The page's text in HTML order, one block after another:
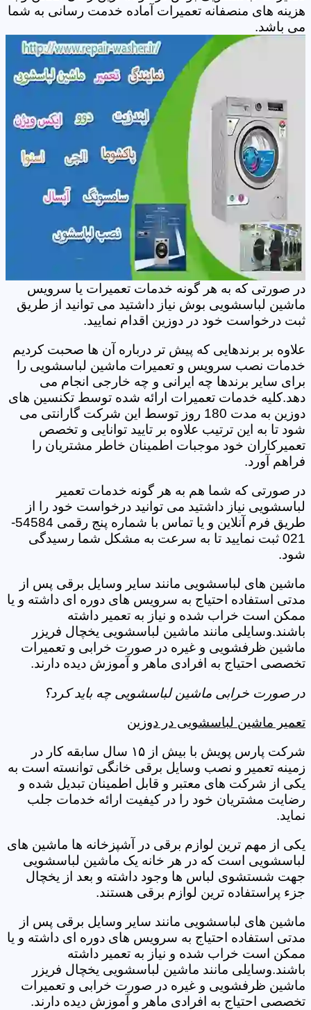
هزینه های منصفانه تعمیرات آماده خدمت رسانی به شما
می باشد.
در صورتی که به هر گونه خدمات تعمیرات یا سرویس
ماشین لباسشویی بوش نیاز داشتید می توانید از طریق
ثبت درخواست خود در دوزین اقدام نمایید.
علاوه بر برندهایی که پیش تر درباره آن ها صحبت کردیم
خدمات نصب سرویس و تعمیرات ماشین لباسشویی را
برای سایر برندها چه ایرانی و چه خارجی انجام می
دهد.کلیه خدمات تعمیرات ارائه شده توسط تکنسین های
دوزین به مدت 180 روز توسط این شرکت گارانتی می
شود تا به این ترتیب علاوه بر تایید توانایی و تخصص
تعمیرکاران خود موجبات اطمینان خاطر مشتریان را
فراهم آورد.
در صورتی که شما هم به هر گونه خدمات تعمیر
لباسشویی نیاز داشتید می توانید درخواست خود را از
طریق فرم آنلاین و یا تماس با شماره پنج رقمی 54584-
021 ثبت نمایید تا به سرعت به مشکل شما رسیدگی
شود.
ماشین های لباسشویی مانند سایر وسایل برقی پس از
مدتی استفاده احتیاج به سرویس های دوره ای داشته و یا
ممکن است خراب شده و نیاز به تعمیر داشته
باشند.وسایلی مانند ماشین لباسشویی یخچال فریزر
ماشین ظرفشویی و غیره در صورت خرابی و تعمیرات
تخصصی احتیاج به افرادی ماهر و آموزش دیده دارند.
در صورت خرابی ماشین لباسشویی چه باید کرد؟
تعمیر ماشین لباسشویی در دوزین
شرکت پارس پویش با بیش از ۱۵ سال سابقه کار در
زمینه تعمیر و نصب وسایل برقی خانگی توانسته است به
یکی از شرکت های معتبر و قابل اطمینان تبدیل شده و
رضایت مشتریان خود را در کیفیت ارائه خدمات جلب
نماید.
یکی از مهم ترین لوازم برقی در آشپزخانه ها ماشین های
لباسشویی است که در هر خانه یک ماشین لباسشویی
جهت شستشوی لباس ها وجود داشته و بعد از یخچال
جزء پراستفاده ترین لوازم برقی هستند.
ماشین های لباسشویی مانند سایر وسایل برقی پس از
مدتی استفاده احتیاج به سرویس های دوره ای داشته و یا
ممکن است خراب شده و نیاز به تعمیر داشته
باشند.وسایلی مانند ماشین لباسشویی یخچال فریزر
ماشین ظرفشویی و غیره در صورت خرابی و تعمیرات
تخصصی احتیاج به افرادی ماهر و آموزش دیده دارند.